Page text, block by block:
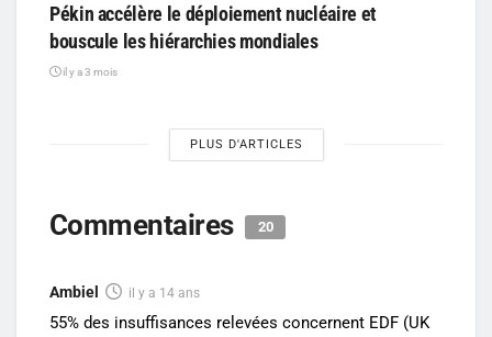
Pékin accélère le déploiement nucléaire et
bouscule les hiérarchies mondiales
il y a 3 mois
PLUS D'ARTICLES
Commentaires 20
Ambiel il y a 14 ans
55% des insuffisances relevées concernent EDF (UK